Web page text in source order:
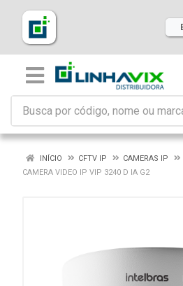
INÍCIO CFTV IP
CAMERAS IP
CAMERA VIDEO IP VIP 3240 D IA G2